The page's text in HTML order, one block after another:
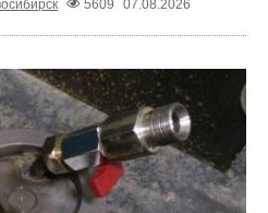
5609 07.08.2026